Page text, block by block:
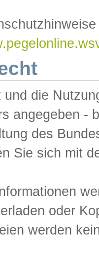
und die
angegeben -
des
Sie sich mit
oder
werden